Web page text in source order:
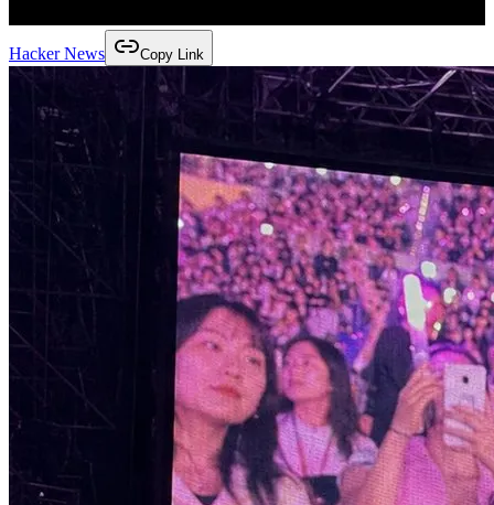
Hacker News Copy Link